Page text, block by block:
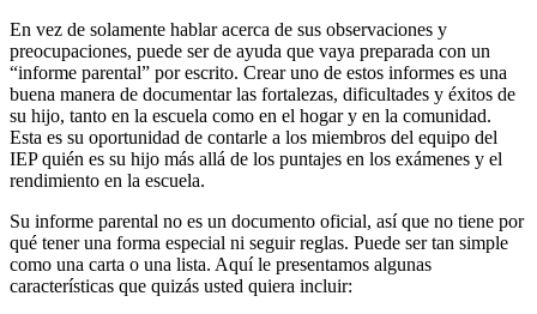
En vez de solamente hablar acerca de sus observaciones y
preocupaciones, puede ser de ayuda que vaya preparada con un
“informe parental” por escrito. Crear uno de estos informes es una
buena manera de documentar las fortalezas, dificultades y éxitos de
su hijo, tanto en la escuela como en el hogar y en la comunidad.
Esta es su oportunidad de contarle a los miembros del equipo del
IEP quién es su hijo más allá de los puntajes en los exámenes y el
rendimiento en la escuela.
Su informe parental no es un documento oficial, así que no tiene por
qué tener una forma especial ni seguir reglas. Puede ser tan simple
como una carta o una lista. Aquí le presentamos algunas
características que quizás usted quiera incluir: